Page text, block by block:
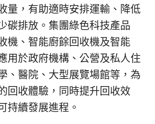
量，有助適時安排運輸、降低
碳排放。集團綠色科技產品
機、智能廚餘回收機及智能
用於政府機構、公營及私人住
、醫院、大型展覽場館等，為
回收體驗，同時提升回收效
持續發展進程。